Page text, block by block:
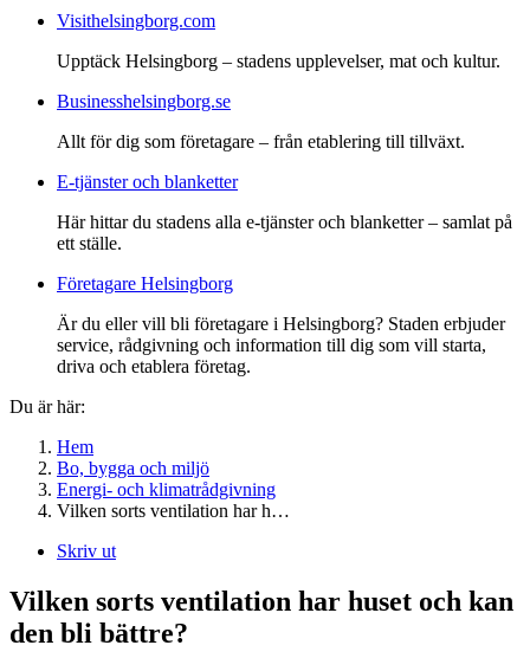
Visithelsingborg.com
Upptäck Helsingborg – stadens upplevelser, mat och kultur.
Businesshelsingborg.se
Allt för dig som företagare – från etablering till tillväxt.
E-tjänster och blanketter
Här hittar du stadens alla e-tjänster och blanketter – samlat på
ett ställe.
Företagare Helsingborg
Är du eller vill bli företagare i Helsingborg? Staden erbjuder
service, rådgivning och information till dig som vill starta,
driva och etablera företag.
Du är här:
Hem
Bo, bygga och miljö
Energi- och klimatrådgivning
Vilken sorts ventilation har h…
Skriv ut
Vilken sorts ventilation har huset och kan
den bli bättre?